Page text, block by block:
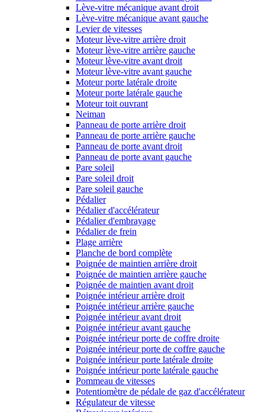
Lève-vitre mécanique avant droit
Lève-vitre mécanique avant gauche
Levier de vitesses
Moteur lève-vitre arrière droit
Moteur lève-vitre arrière gauche
Moteur lève-vitre avant droit
Moteur lève-vitre avant gauche
Moteur porte latérale droite
Moteur porte latérale gauche
Moteur toit ouvrant
Neiman
Panneau de porte arrière droit
Panneau de porte arrière gauche
Panneau de porte avant droit
Panneau de porte avant gauche
Pare soleil
Pare soleil droit
Pare soleil gauche
Pédalier
Pédalier d'accélérateur
Pédalier d'embrayage
Pédalier de frein
Plage arrière
Planche de bord complète
Poignée de maintien arrière droit
Poignée de maintien arrière gauche
Poignée de maintien avant droit
Poignée intérieur arrière droit
Poignée intérieur arrière gauche
Poignée intérieur avant droit
Poignée intérieur avant gauche
Poignée intérieur porte de coffre droite
Poignée intérieur porte de coffre gauche
Poignée intérieur porte latérale droite
Poignée intérieur porte latérale gauche
Pommeau de vitesses
Potentiomètre de pédale de gaz d'accélérateur
Régulateur de vitesse